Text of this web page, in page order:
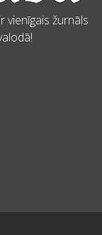
vienīgais žurnāls